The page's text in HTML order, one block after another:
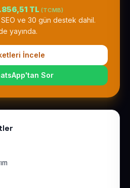
TL (TCMB)
SEO ve 30 gün destek dahil.
yayında.
İncele
Sor